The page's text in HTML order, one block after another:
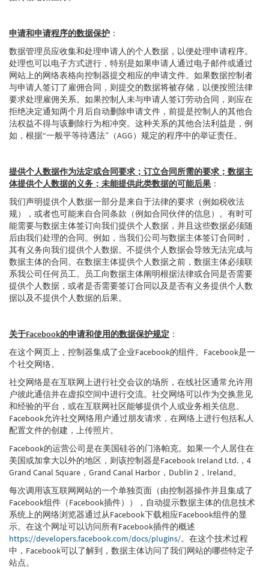
申请和申请程序的数据保护 ：
数据管理员应收集和处理申请人的个人数据，以便处理申请程序。
处理也可以电子方式进行，特别是如果申请人通过电子邮件或通过
网站上的网络表格向控制器提交相应的申请文件。如果数据控制者
与申请人签订了雇佣合同，则提交的数据将被存储，以便按照法律
要求处理雇佣关系。如果控制人未与申请人签订劳动合同，则应在
拒绝决定通知两个月后自动删除申请文件，前提是控制人的其他合
法权益不得与该删除行为相冲突。这种关系的其他合法利益是，例
如，根据“一般平等待遇法”（AGG）规定的程序中的举证责任。
提供个人数据作为法定或合同要求；订立合同所需的要求；数据主
体提供个人数据的义务；未能提供此类数据的可能后果 ：
我们声明提供个人数据一部分是来自于法律的要求（例如税收法
规），或者也可能来自合同条款（例如合同伙伴的信息）。有时可
能需要与数据主体签订向我们提供个人数据，并且这些数据必须随
后由我们处理的合同。例如，当我们公司与数据主体签订合同时，
其有义务向我们提供个人数据。不提供个人数据会导致无法完成与
数据主体的合同。在数据主体提供个人数据之前，数据主体必须联
系我公司任何员工。员工向数据主体阐明根据法律或合同是否需要
提供个人数据，或者是否需要签订合同以及是否有义务提供个人数
据以及不提供个人数据的后果。
关于Facebook的申请和使用的数据保护规定 ：
在这个网页上，控制器集成了企业Facebook的组件。Facebook是一
个社交网络。
社交网络是在互联网上进行社交会议的场所，在线社区通常允许用
户彼此通信并在虚拟空间中进行交流。社交网络可以作为交换意见
和经验的平台，或在互联网社区能够提供个人或业务相关信息。
Facebook允许社交网络用户通过朋友请求，在网络上进行包括私人
配置文件的创建，上传照片。
Facebook的运营公司是在美国硅谷的门洛帕克。如果一个人居住在
美国或加拿大以外的地区，则该控制器是Facebook Ireland Ltd.，4
Grand Canal Square，Grand Canal Harbor，Dublin 2，Ireland。
每次调用该互联网网站的一个单独页面（由控制器操作并且集成了
Facebook组件（Facebook插件）），自动提示数据主体的信息技术
系统上的网络浏览器通过从Facebook下载相应Facebook组件的显
示。在这个网址可以访问所有Facebook插件的概述
https://developers.facebook.com/docs/plugins/。在这个技术过程
中，Facebook可以了解到，数据主体访问了我们网站的哪些特定子
站点。